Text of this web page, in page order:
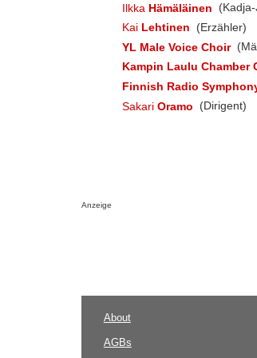
Ilkka Hämäläinen
Kai Lehtinen
(Erzähler)
YL Male Voice Choir
Kampin Laulu Chamber
Finnish Radio
Sakari Oramo (Dirigent)
Anzeige
About
AGBs